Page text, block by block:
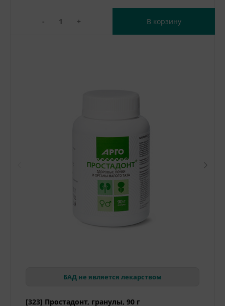
- + В корзину
БАД не является лекарством
[323] Простадонт, гранулы, 90 г